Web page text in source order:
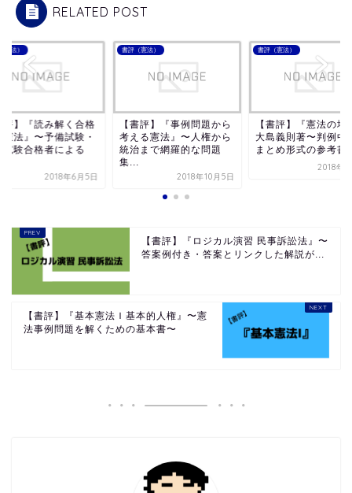
RELATED POST
憲法）
評】『読み解く合格
憲法』〜予備試験・
試験合格者による
2018年6月5日
書評（憲法）
【書評】『事例問題から
考える憲法』〜人権から
統治まで網羅的な問題
集...
2018年10月5日
書評（憲法）
【書評】『憲法の地
大島義則著〜判例中
まとめ形式の参考書
2018年8
【書評】『ロジカル演習 民事訴訟法』〜
答案例付き・答案とリンクした解説が...
【書評】『基本憲法Ｉ基本的人権』〜憲
法事例問題を解くための基本書〜